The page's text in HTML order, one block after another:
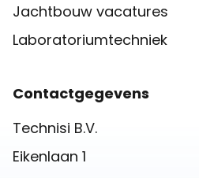
Jachtbouw vacatures
Laboratoriumtechniek
Contactgegevens
Technisi B.V.
Eikenlaan 1